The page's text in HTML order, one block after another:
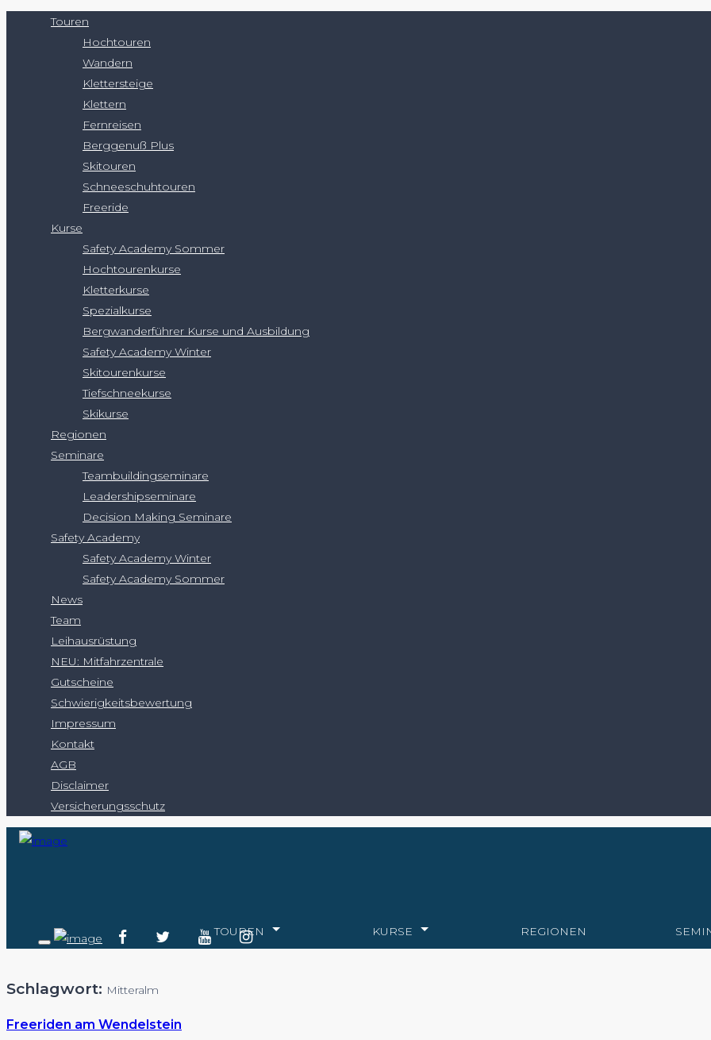
Touren
Hochtouren
Wandern
Klettersteige
Klettern
Fernreisen
Berggenuß Plus
Skitouren
Schneeschuhtouren
Freeride
Kurse
Safety Academy Sommer
Hochtourenkurse
Kletterkurse
Spezialkurse
Bergwanderführer Kurse und Ausbildung
Safety Academy Winter
Skitourenkurse
Tiefschneekurse
Skikurse
Regionen
Seminare
Teambuildingseminare
Leadershipseminare
Decision Making Seminare
Safety Academy
Safety Academy Winter
Safety Academy Sommer
News
Team
Leihausrüstung
NEU: Mitfahrzentrale
Gutscheine
Schwierigkeitsbewertung
Impressum
Kontakt
AGB
Disclaimer
Versicherungsschutz
TOUREN KURSE REGIONEN
Schlagwort: Mitteralm
Freeriden am Wendelstein